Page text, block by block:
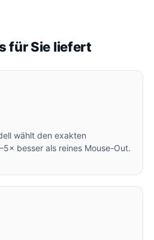
für Sie liefert
wählt den exakten
besser als reines Mouse-Out.